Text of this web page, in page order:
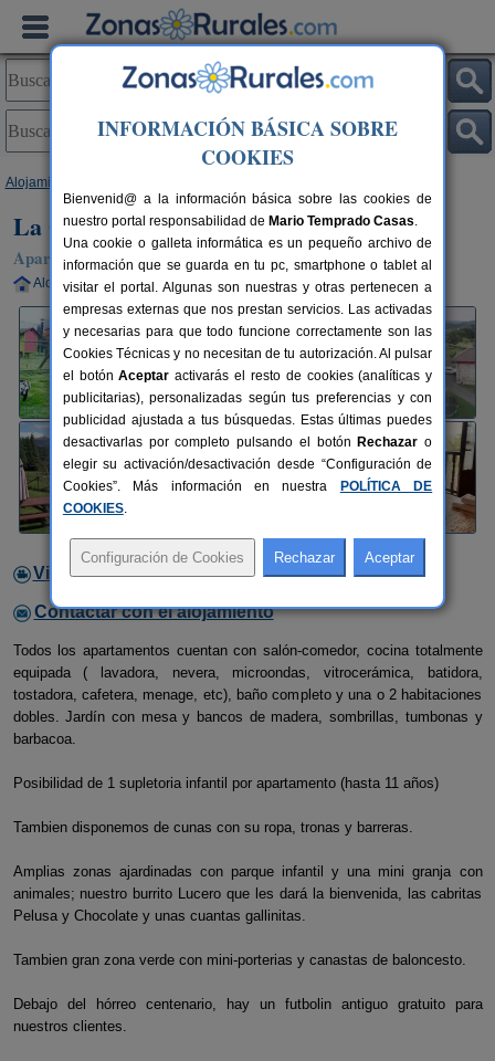
Alojamientos
La Quintana de Romillo
Apartamentos Rurales en Romillo (Asturias)
Alquiler completo 2-5+1 plazas 65 km de Oviedo
Video
Contactar con el alojamiento
Todos los apartamentos cuentan con salón-comedor, cocina totalmente
equipada ( lavadora, nevera, microondas, vitrocerámica, batidora,
tostadora, cafetera, menage, etc), baño completo y una o 2 habitaciones
dobles. Jardín con mesa y bancos de madera, sombrillas, tumbonas y
barbacoa.
Posibilidad de 1 supletoria infantil por apartamento (hasta 11 años)
Tambien disponemos de cunas con su ropa, tronas y barreras.
Amplias zonas ajardinadas con parque infantil y una mini granja con
animales; nuestro burrito Lucero que les dará la bienvenida, las cabritas
Pelusa y Chocolate y unas cuantas gallinitas.
Tambien gran zona verde con mini-porterias y canastas de baloncesto.
Debajo del hórreo centenario, hay un futbolin antiguo gratuito para
nuestros clientes.
INFORMACIÓN BÁSICA SOBRE
COOKIES
Bienvenid@ a la información básica sobre las cookies de
nuestro portal responsabilidad de Mario Temprado Casas.
Una cookie o galleta informática es un pequeño archivo de
información que se guarda en tu pc, smartphone o tablet al
visitar el portal. Algunas son nuestras y otras pertenecen a
empresas externas que nos prestan servicios. Las activadas
y necesarias para que todo funcione correctamente son las
Cookies Técnicas y no necesitan de tu autorización. Al pulsar
el botónAceptar activarás el resto de cookies (analíticas y
publicitarias), personalizadas según tus preferencias y con
publicidad ajustada a tus búsquedas. Estas últimas puedes
desactivarlas por completo pulsando el botón Rechazar o
elegir su activación/desactivación desde “Configuración de
Cookies”. Más información en nuestra
POLÍTICA DE
COOKIES.